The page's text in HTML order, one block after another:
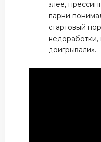
злее,
парни
стартовый
недоработки,
доигрывали».